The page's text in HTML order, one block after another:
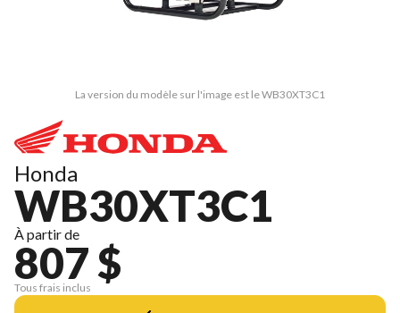
La version du modèle sur l'image est le WB30XT3C1
Honda
WB30XT3C1
À partir de
807 $
Tous frais inclus